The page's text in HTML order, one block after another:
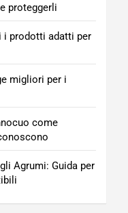
proteggerli
i prodotti adatti per
migliori per i
come
Agrumi: Guida per